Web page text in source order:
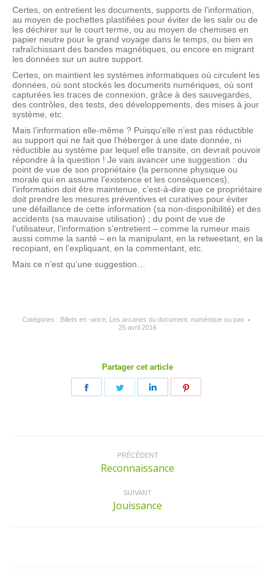
Certes, on entretient les documents, supports de l’information,
au moyen de pochettes plastifiées pour éviter de les salir ou de
les déchirer sur le court terme, ou au moyen de chemises en
papier neutre pour le grand voyage dans le temps, ou bien en
rafraîchissant des bandes magnétiques, ou encore en migrant
les données sur un autre support.
Certes, on maintient les systèmes informatiques où circulent les
données, où sont stockés les documents numériques, où sont
capturées les traces de connexion, grâce à des sauvegardes,
des contrôles, des tests, des développements, des mises à jour
système, etc.
Mais l’information elle-même ? Puisqu’elle n’est pas réductible
au support qui ne fait que l’héberger à une date donnée, ni
réductible au système par lequel elle transite, on devrait pouvoir
répondre à la question ! Je vais avancer une suggestion : du
point de vue de son propriétaire (la personne physique ou
morale qui en assume l’existence et les conséquences),
l’information doit être maintenue, c’est-à-dire que ce propriétaire
doit prendre les mesures préventives et curatives pour éviter
une défaillance de cette information (sa non-disponibilité) et des
accidents (sa mauvaise utilisation) ; du point de vue de
l’utilisateur, l’information s’entretient – comme la rumeur mais
aussi comme la santé – en la manipulant, en la retweetant, en la
recopiant, en l’expliquant, en la commentant, etc.
Mais ce n’est qu’une suggestion…
Catégories : Billets en -ance, Les arcanes du document, numérique ou pas
25 avril 2016
Partager cet article
Partager Partager Partager
PRÉCÉDENT
Article
Reconnaissance
SUIVANT
Article
:
Jouissance